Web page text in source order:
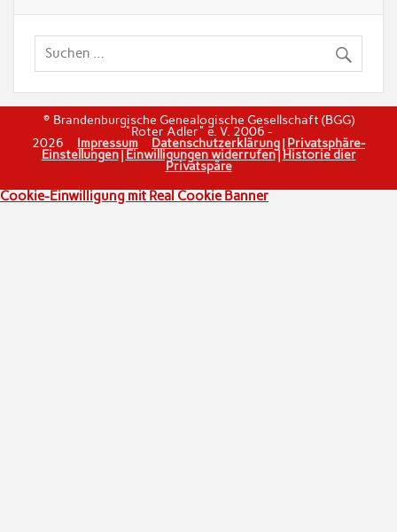
© Brandenburgische Genealogische Gesellschaft (BGG)
"Roter Adler" e. V. 2006 -
2026 Impressum Datenschutzerklärung| Privatsphäre-
Einstellungen| Einwilligungen widerrufen|Historie dier
Privatspäre
Cookie-Einwilligung mit Real Cookie Banner